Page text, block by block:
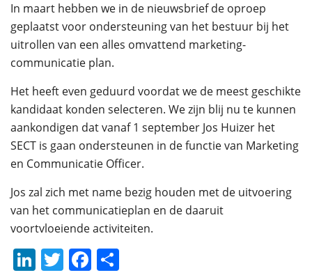
In maart hebben we in de nieuwsbrief de oproep
geplaatst voor ondersteuning van het bestuur bij het
uitrollen van een alles omvattend marketing-
communicatie plan.
Het heeft even geduurd voordat we de meest geschikte
kandidaat konden selecteren. We zijn blij nu te kunnen
aankondigen dat vanaf 1 september Jos Huizer het
SECT is gaan ondersteunen in de functie van Marketing
en Communicatie Officer.
Jos zal zich met name bezig houden met de uitvoering
van het communicatieplan en de daaruit
voortvloeiende activiteiten.
LinkedIn
TwitterFacebook